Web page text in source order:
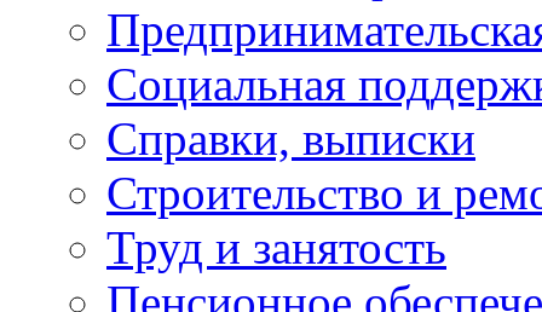
Социальная
Справки, выписки
Строительство и
Труд и занятость